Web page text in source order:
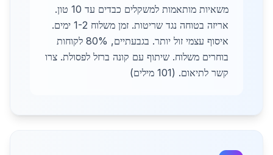
משאיות מותאמות למשקלים כבדים עד 10 טון.
אריזה בטוחה נגד שריטות. זמן משלוח 1-2 ימים.
איסוף עצמי זול יותר. בגבעתיים, 80% לקוחות
בוחרים משלוח. שיתוף עם קונה ברזל לפסולת. צרו
קשר לתיאום. (101 מילים)